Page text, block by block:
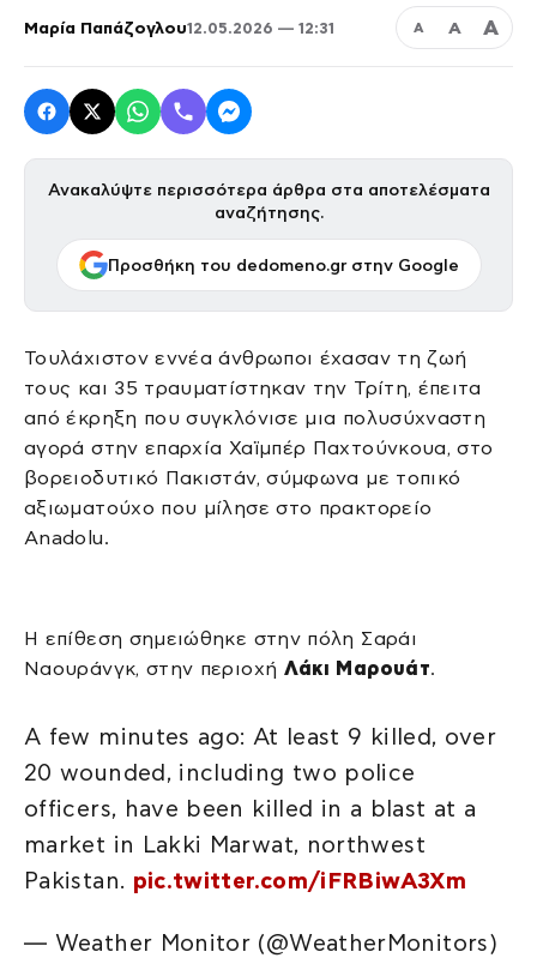
Μαρία Παπάζογλου12.05.2026 — 12:31 Α Α Α
Ανακαλύψτε περισσότερα άρθρα στα αποτελέσματα
αναζήτησης.
Προσθήκη του dedomeno.gr στην Google
Τουλάχιστον εννέα άνθρωποι έχασαν τη ζωή
τους και 35 τραυματίστηκαν την Τρίτη, έπειτα
από έκρηξη που συγκλόνισε μια πολυσύχναστη
αγορά στην επαρχία Χαϊμπέρ Παχτούνκουα, στο
βορειοδυτικό Πακιστάν, σύμφωνα με τοπικό
αξιωματούχο που μίλησε στο πρακτορείο
Anadolu.
Η επίθεση σημειώθηκε στην πόλη Σαράι
Ναουράνγκ, στην περιοχή Λάκι Μαρουάτ.
A few minutes ago: At least 9 killed, over
20 wounded, including two police
officers, have been killed in a blast at a
market in Lakki Marwat, northwest
Pakistan. pic.twitter.com/iFRBiwA3Xm
— Weather Monitor (@WeatherMonitors)